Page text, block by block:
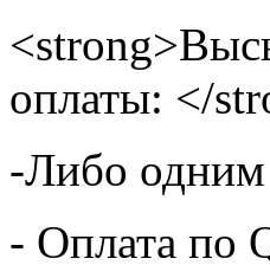
оплаты: </
-Либо одним
- Оплата по